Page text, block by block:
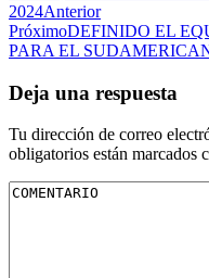
2024Anterior
PróximoDEFINIDO EL
PARA EL
Deja una respuesta
Tu dirección de correo
obligatorios están marcados